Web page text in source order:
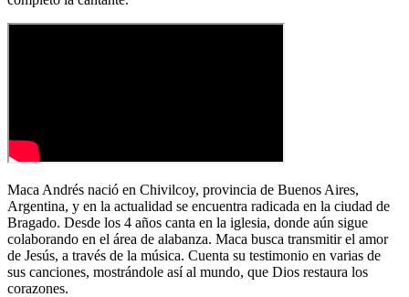
Maca Andrés nació en Chivilcoy, provincia de Buenos Aires,
Argentina, y en la actualidad se encuentra radicada en la ciudad de
Bragado. Desde los 4 años canta en la iglesia, donde aún sigue
colaborando en el área de alabanza. Maca busca transmitir el amor
de Jesús, a través de la música. Cuenta su testimonio en varias de
sus canciones, mostrándole así al mundo, que Dios restaura los
corazones.